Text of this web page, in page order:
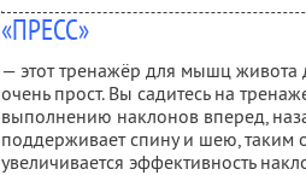
«ПРЕСС»
— этот тренажёр для мышц живота
очень прост. Вы садитесь на
выполнению наклонов вперед,
поддерживает спину и шею, таким
увеличивается эффективность